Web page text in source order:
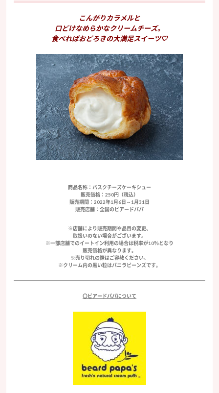
こんがりカラメルと
口どけなめらかなクリームチーズ。
食べればおどろきの大満足スイーツ🤍
商品名称：バスクチーズケーキシュー
販売価格：250円（税込）
販売期間：2022年1月6日～1月31日
販売店舗：全国のビアードパパ
※店舗により販売期間や品目の変更、
取扱いのない場合がございます。
※一部店舗でのイートイン利用の場合は税率が10％となり
販売価格が異なります。
※売り切れの際はご容赦ください。
※クリーム内の黒い粒はバニラビーンズです。
〇ビアードパパについて